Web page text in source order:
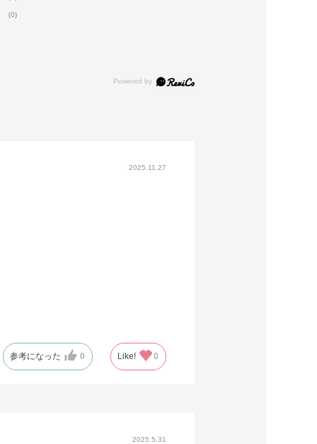
(0)
2025.11.27
参考になった 0 Like! 0
2025.5.31